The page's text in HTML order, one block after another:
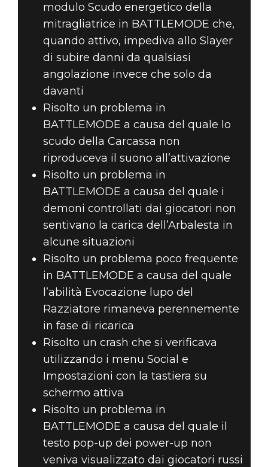
modulo Scudo energetico della
mitragliatrice in BATTLEMODE che,
quando attivo, impediva allo Slayer
di subire danni da qualsiasi
angolazione invece che solo da
davanti
Risolto un problema in
BATTLEMODE a causa del quale lo
scudo della Carcassa non
riproduceva il suono all’attivazione
Risolto un problema in
BATTLEMODE a causa del quale i
demoni controllati dai giocatori non
sentivano la carica dell’Arbalesta in
alcune situazioni
Risolto un problema poco frequente
in BATTLEMODE a causa del quale
l’abilità Evocazione lupo del
Razziatore rimaneva perennemente
in fase di ricarica
Risolto un crash che si verificava
utilizzando i menu Social e
Impostazioni con la tastiera su
schermo attiva
Risolto un problema in
BATTLEMODE a causa del quale il
testo pop-up dei power-up non
veniva visualizzato dai giocatori russi